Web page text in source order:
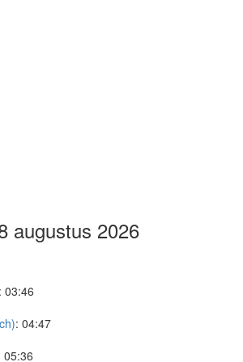
augustus 2026
: 03:46
: 04:47
05:36